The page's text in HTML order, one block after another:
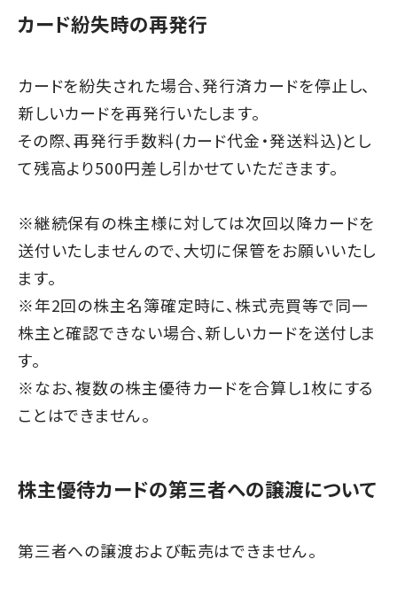
カード紛失時の再発行
カードを紛失された場合、発行済カードを停止し、
新しいカードを再発行いたします。
その際、再発行手数料(カード代金・発送料込)とし
て残高より500円差し引かせていただきます。
※継続保有の株主様に対しては次回以降カードを
送付いたしませんので、大切に保管をお願いいたし
ます。
※年2回の株主名簿確定時に、株式売買等で同一
株主と確認できない場合、新しいカードを送付しま
す。
※なお、複数の株主優待カードを合算し1枚にする
ことはできません。
株主優待カードの第三者への譲渡について
第三者への譲渡および転売はできません。